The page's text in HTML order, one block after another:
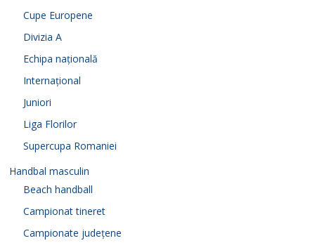
Cupe Europene
Divizia A
Echipa națională
Internațional
Juniori
Liga Florilor
Supercupa Romaniei
Handbal masculin
Beach handball
Campionat tineret
Campionate județene